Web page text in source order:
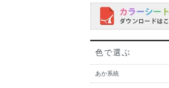
色で選ぶ
あか系統